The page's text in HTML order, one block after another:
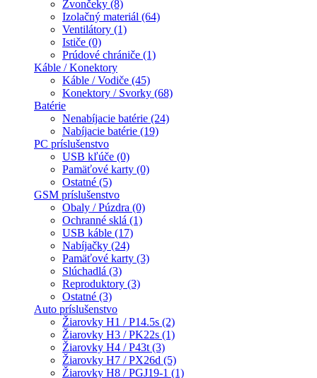
Zvončeky (8)
Izolačný materiál (64)
Ventilátory (1)
Ističe (0)
Prúdové chrániče (1)
Káble / Konektory
Káble / Vodiče (45)
Konektory / Svorky (68)
Batérie
Nenabíjacie batérie (24)
Nabíjacie batérie (19)
PC príslušenstvo
USB kľúče (0)
Pamäťové karty (0)
Ostatné (5)
GSM príslušenstvo
Obaly / Púzdra (0)
Ochranné sklá (1)
USB káble (17)
Nabíjačky (24)
Pamäťové karty (3)
Slúchadlá (3)
Reproduktory (3)
Ostatné (3)
Auto príslušenstvo
Žiarovky H1 / P14.5s (2)
Žiarovky H3 / PK22s (1)
Žiarovky H4 / P43t (3)
Žiarovky H7 / PX26d (5)
Žiarovky H8 / PGJ19-1 (1)